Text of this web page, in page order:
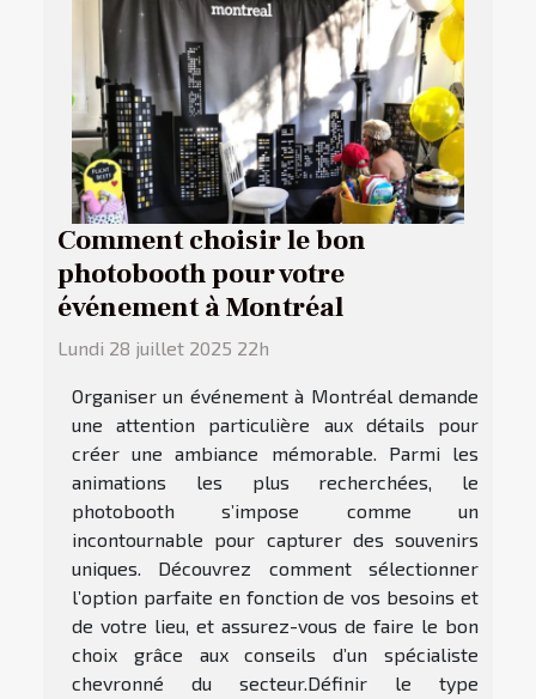
Comment choisir le bon
photobooth pour votre
événement à Montréal
Lundi 28 juillet 2025 22h
Organiser un événement à Montréal demande
une attention particulière aux détails pour
créer une ambiance mémorable. Parmi les
animations les plus recherchées, le
photobooth s’impose comme un
incontournable pour capturer des souvenirs
uniques. Découvrez comment sélectionner
l’option parfaite en fonction de vos besoins et
de votre lieu, et assurez-vous de faire le bon
choix grâce aux conseils d’un spécialiste
chevronné du secteur.Définir le type